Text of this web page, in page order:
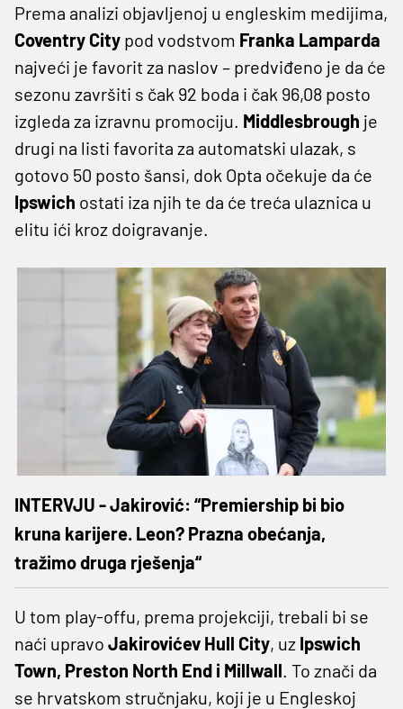
Prema analizi objavljenoj u engleskim medijima,
Coventry City pod vodstvom Franka Lamparda
najveći je favorit za naslov – predviđeno je da će
sezonu završiti s čak 92 boda i čak 96,08 posto
izgleda za izravnu promociju. Middlesbrough je
drugi na listi favorita za automatski ulazak, s
gotovo 50 posto šansi, dok Opta očekuje da će
Ipswich ostati iza njih te da će treća ulaznica u
elitu ići kroz doigravanje.
INTERVJU - Jakirović: “Premiership bi bio
kruna karijere. Leon? Prazna obećanja,
tražimo druga rješenja“
U tom play-offu, prema projekciji, trebali bi se
naći upravo Jakirovićev Hull City, uz Ipswich
Town, Preston North End i Millwall. To znači da
se hrvatskom stručnjaku, koji je u Engleskoj